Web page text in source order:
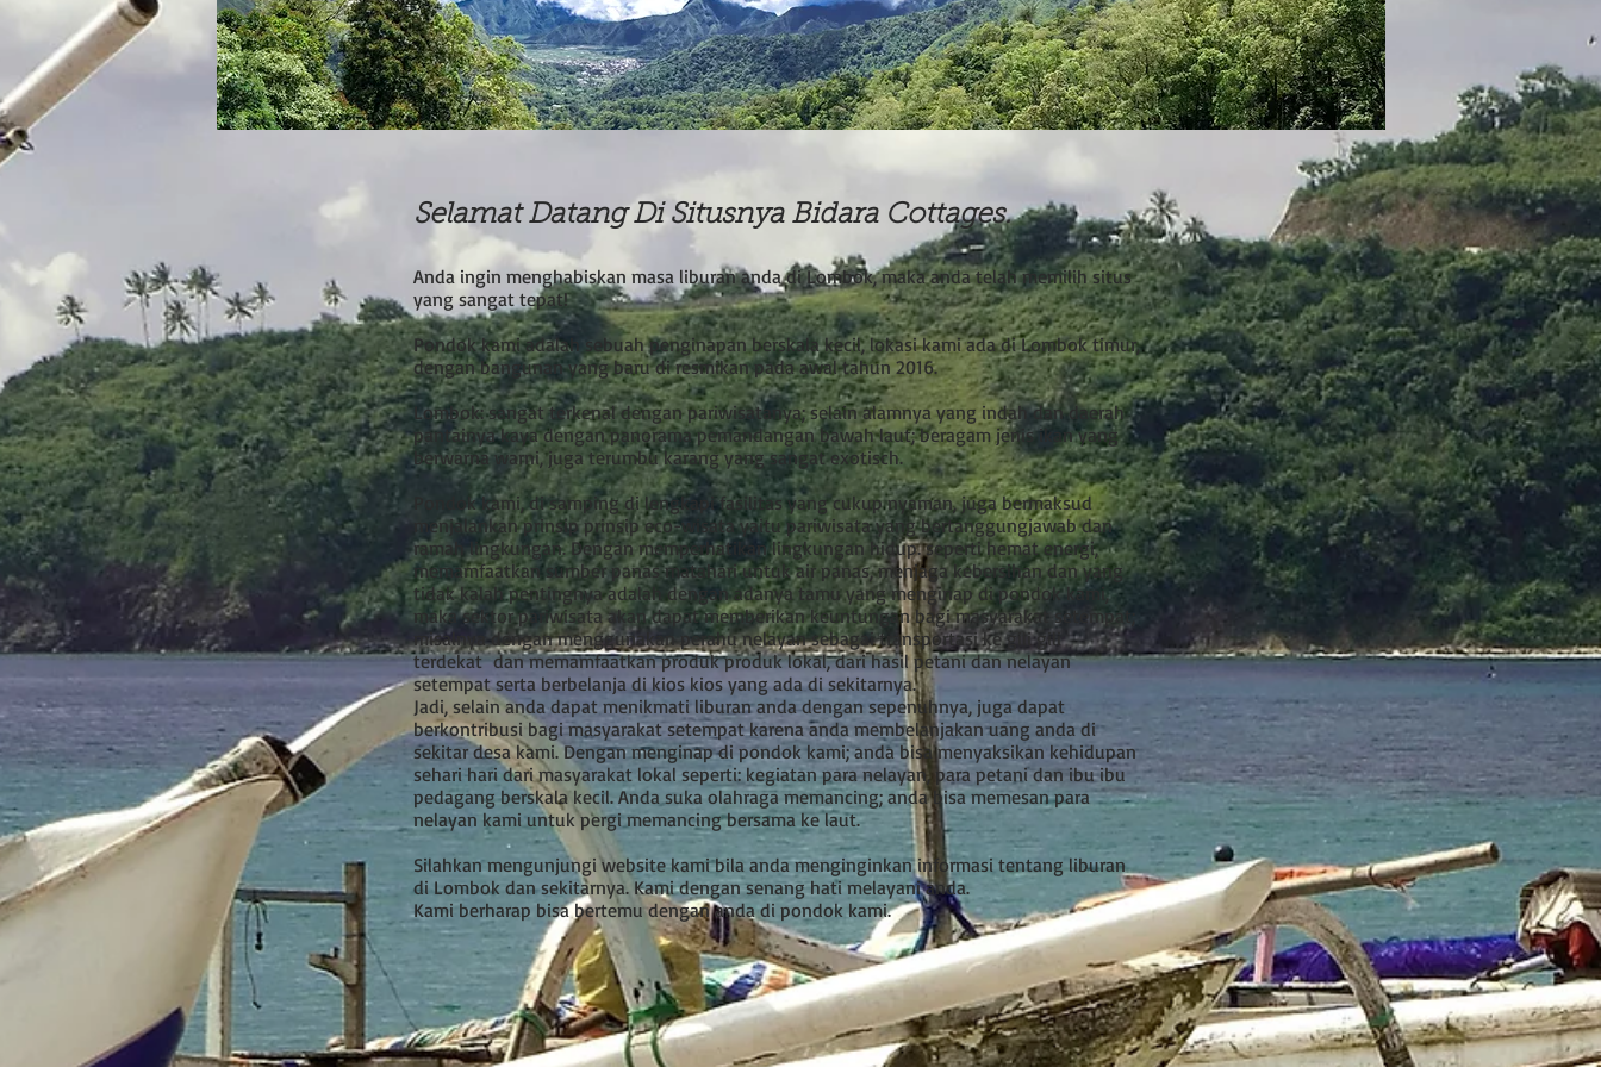
Selamat Datang Di Situsnya Bidara Cottages.
Anda ingin menghabiskan masa liburan anda di Lombok, maka anda telah memilih situs
yang sangat tepat!
Pondok kami adalah sebuah penginapan berskala kecil, lokasi kami ada di Lombok timur,
dengan bangunan yang baru di resmikan pada awal tahun 2016.
Lombok: sangat terkenal dengan pariwisatanya; selain alamnya yang indah dan daerah
pantainya kaya dengan panorama pemandangan bawah laut; beragam jenis ikan yang
berwarna warni, juga terumbu karang yang sangat exotisch.
Pondok kami, di samping di lengkapi fasilitas yang cukup nyaman, juga bermaksud
menjalankan prinsip prinsip eco-wisata yaitu pariwisata yang bertanggungjawab dan
ramah lingkungan. Dengan memperhatikan lingkungan hidup. seperti hemat energi,
memamfaatkan sumber panas matahari untuk air panas, menjaga kebersihan dan yang
tidak kalah pentingnya adalah dengan adanya tamu yang menginap di pondok kami,
maka sektor pariwisata akan dapat memberikan keuntungan bagi masyarakat setempat;
misalnya dengan menggunakan perahu nelayan sebagai transportasi ke gili gili
terdekat dan memamfaatkan produk produk lokal, dari hasil petani dan nelayan
setempat serta berbelanja di kios kios yang ada di sekitarnya.
Jadi, selain anda dapat menikmati liburan anda dengan sepenuhnya, juga dapat
berkontribusi bagi masyarakat setempat karena anda membelanjakan uang anda di
sekitar desa kami. Dengan menginap di pondok kami; anda bisa menyaksikan kehidupan
sehari hari dari masyarakat lokal seperti: kegiatan para nelayan, para petani dan ibu ibu
pedagang berskala kecil. Anda suka olahraga memancing; anda bisa memesan para
nelayan kami untuk pergi memancing bersama ke laut.
Silahkan mengunjungi website kami bila anda menginginkan informasi tentang liburan
di Lombok dan sekitarnya. Kami dengan senang hati melayani anda.
Kami berharap bisa bertemu dengan anda di pondok kami.